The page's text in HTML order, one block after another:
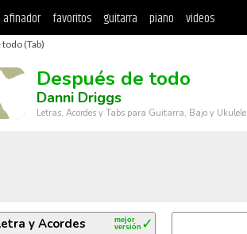
afinador favoritos guitarra piano videos
(Tab)
Después de todo
Danni Driggs
Letras, Acordes y Tabs para Guitarra, Bajo y Ukulele
y Acordes ✓
mejor
versión